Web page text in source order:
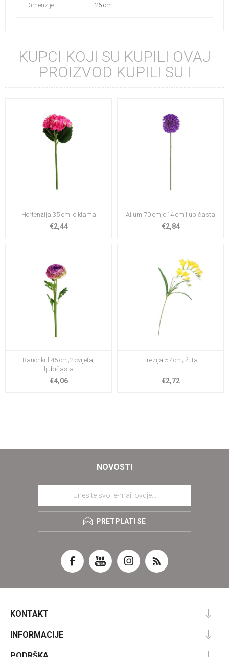
Dimenzije 26 cm
KUPCI KOJI SU KUPILI OVAJ
PROIZVOD KUPILI SU I
Hortenzija 35 cm; ciklama
€2,44
Alium 70 cm,d14 cm;ljubičasta
€2,84
Ranonkul 45 cm;2 cvijeta;
ljubičasta
€4,06
Frezija 57 cm; žuta
€2,72
NOVOSTI
PRETPLATI SE
KONTAKT
INFORMACIJE